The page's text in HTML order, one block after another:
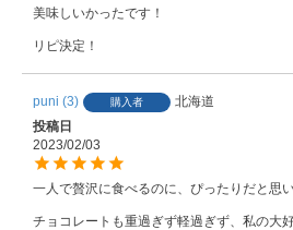
美味しいかったです！
リピ決定！
puni 3 購入者
北海道
投稿日
2023/02/03
一人で贅沢に食べるのに、ぴったりだと思い
チョコレートも重過ぎず軽過ぎず、私の大